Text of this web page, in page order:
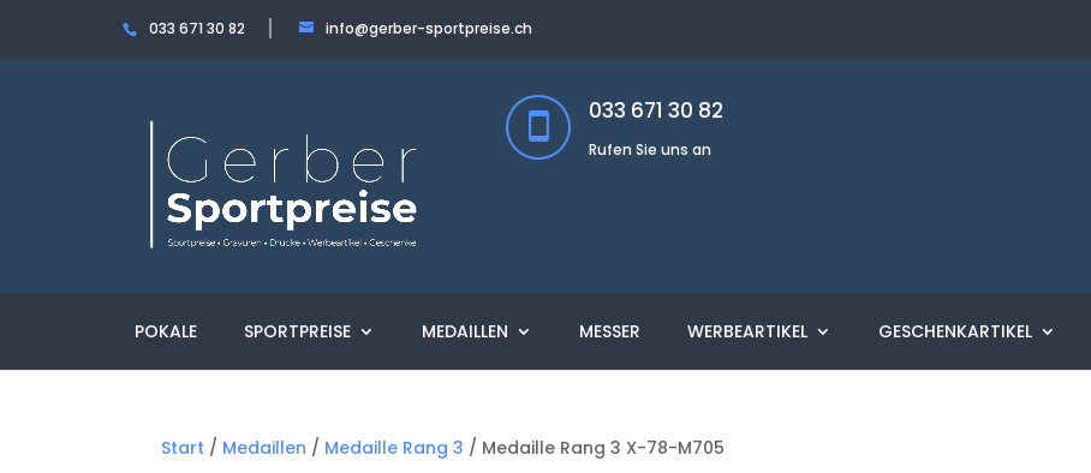
033 671 30 82 info@gerber-sportpreise.ch
033 671 30 82
Rufen Sie uns an
POKALE SPORTPREISE MEDAILLEN MESSER WERBEARTIKEL GESCHENKARTIKEL
Start / Medaillen / Medaille Rang 3 / Medaille Rang 3 X-78-M705